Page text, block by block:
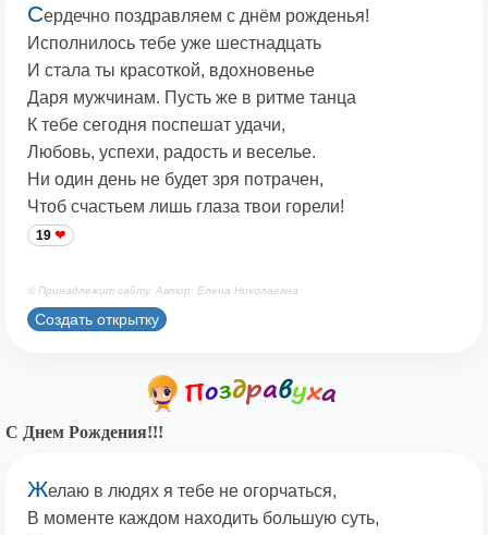
Сердечно поздравляем с днём рожденья!
Исполнилось тебе уже шестнадцать
И стала ты красоткой, вдохновенье
Даря мужчинам. Пусть же в ритме танца
К тебе сегодня поспешат удачи,
Любовь, успехи, радость и веселье.
Ни один день не будет зря потрачен,
Чтоб счастьем лишь глаза твои горели!
19
© Принадлежит сайту. Автор: Елена Николаевна
Создать открытку
С Днем Рождения!!!
Желаю в людях я тебе не огорчаться,
В моменте каждом находить большую суть,